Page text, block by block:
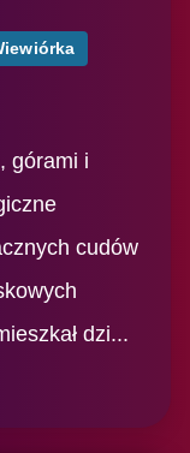
górami i
cudów
dzi...